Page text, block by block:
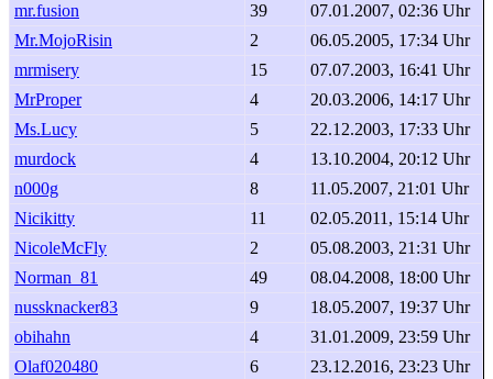
mr.fusion
39
07.01.2007, 02:36 Uhr
Mr.MojoRisin
2
06.05.2005, 17:34 Uhr
mrmisery
15
07.07.2003, 16:41 Uhr
MrProper
4
20.03.2006, 14:17 Uhr
Ms.Lucy
5
22.12.2003, 17:33 Uhr
murdock
4
13.10.2004, 20:12 Uhr
n000g
8
11.05.2007, 21:01 Uhr
Nicikitty
11
02.05.2011, 15:14 Uhr
NicoleMcFly
2
05.08.2003, 21:31 Uhr
Norman_81
49
08.04.2008, 18:00 Uhr
nussknacker83
9
18.05.2007, 19:37 Uhr
obihahn
4
31.01.2009, 23:59 Uhr
Olaf020480
6
23.12.2016, 23:23 Uhr